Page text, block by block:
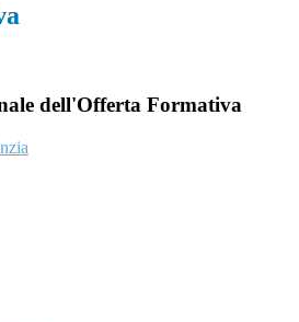
dell'Offerta Formativa